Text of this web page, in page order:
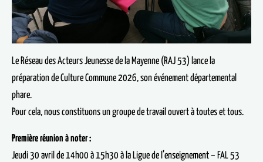
Le Réseau des Acteurs Jeunesse de la Mayenne (RAJ 53) lance la
préparation de Culture Commune 2026, son événement départemental
phare.
Pour cela, nous constituons un groupe de travail ouvert à toutes et tous.
Première réunion à noter :
Jeudi 30 avril de 14h00 à 15h30 à la Ligue de l’enseignement – FAL 53